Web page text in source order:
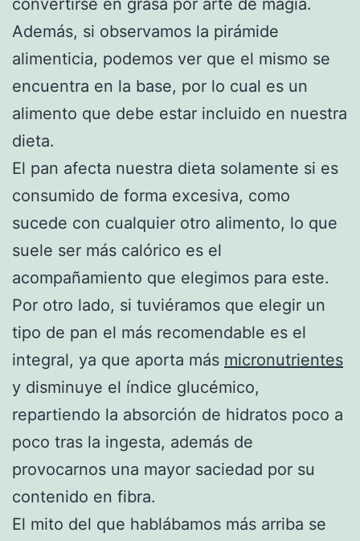
Además, si observamos la pirámide
alimenticia, podemos ver que el mismo se
encuentra en la base, por lo cual es un
alimento que debe estar incluido en nuestra
dieta.
El pan afecta nuestra dieta solamente si es
consumido de forma excesiva, como
sucede con cualquier otro alimento, lo que
suele ser más calórico es el
acompañamiento que elegimos para este.
Por otro lado, si tuviéramos que elegir un
tipo de pan el más recomendable es el
integral, ya que aporta más micronutrientes
y disminuye el índice glucémico,
repartiendo la absorción de hidratos poco a
poco tras la ingesta, además de
provocarnos una mayor saciedad por su
contenido en fibra.
El mito del que hablábamos más arriba se